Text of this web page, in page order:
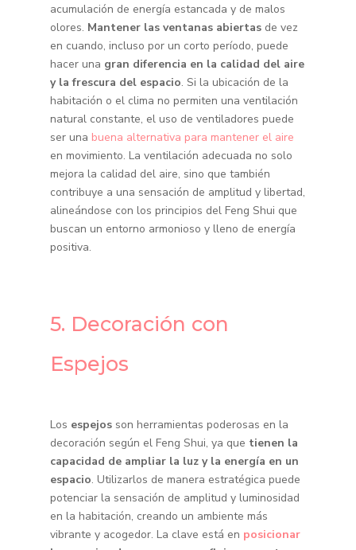
acumulación de energía estancada y de malos
olores. Mantener las ventanas abiertasde vez
en cuando, incluso por un corto período, puede
hacer una gran diferencia en la calidad del aire
y la frescura del espacio. Si la ubicación de la
habitación o el clima no permiten una ventilación
natural constante, el uso de ventiladores puede
ser una buena alternativa para mantener el aire
en movimiento. La ventilación adecuada no solo
mejora la calidad del aire, sino que también
contribuye a una sensación de amplitud y libertad,
alineándose con los principios del Feng Shui que
buscan un entorno armonioso y lleno de energía
positiva.
5. Decoración con
Espejos
Los espejosson herramientas poderosas en la
decoración según el Feng Shui, ya que tienen la
capacidad de ampliar la luz y la energía en un
espacio. Utilizarlos de manera estratégica puede
potenciar la sensación de amplitud y luminosidad
en la habitación, creando un ambiente más
vibrante y acogedor. La clave está en posicionar